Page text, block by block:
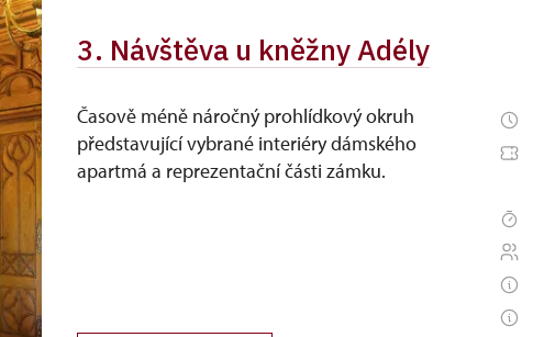
3. Návštěva u kněžny Adély
Časově méně náročný prohlídkový okruh
představující vybrané interiéry dámského
apartmá a reprezentační části zámku.